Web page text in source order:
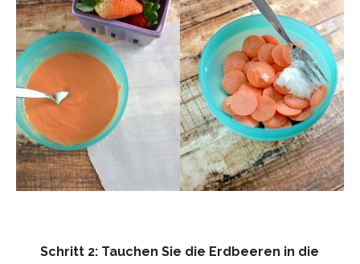
Schritt 2: Tauchen Sie die Erdbeeren in die